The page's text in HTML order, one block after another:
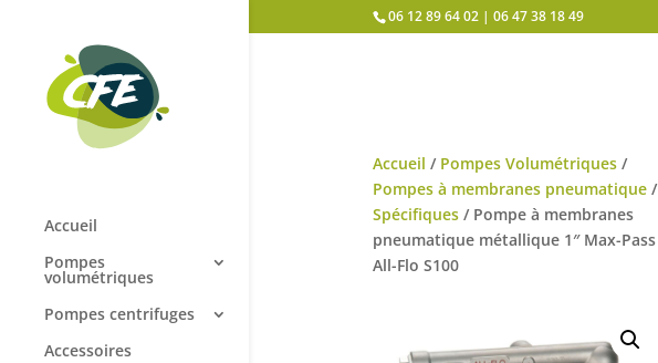
06 12 89 64 02 | 06 47 38 18 49
Accueil
Pompes
volumétriques
Pompes centrifuges
Accessoires
Accueil / Pompes Volumétriques/
Pompes à membranes pneumatique/
Spécifiques/ Pompe à membranes
pneumatique métallique 1″ Max-Pass
All-Flo S100